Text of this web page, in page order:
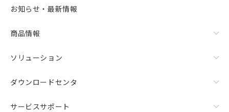
お知らせ・最新情報
商品情報
ソリューション
ダウンロードセンタ
サービスサポート